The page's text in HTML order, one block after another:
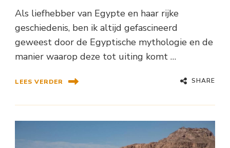
Als liefhebber van Egypte en haar rijke
geschiedenis, ben ik altijd gefascineerd
geweest door de Egyptische mythologie en de
manier waarop deze tot uiting komt …
LEES VERDER SHARE